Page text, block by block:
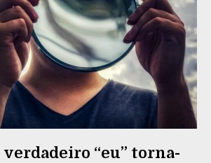
verdadeiro “eu” torna-